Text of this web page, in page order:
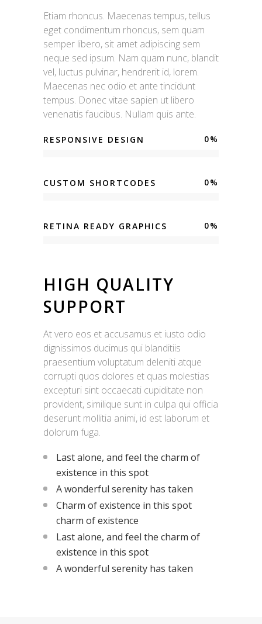
Etiam rhoncus. Maecenas tempus, tellus
eget condimentum rhoncus, sem quam
semper libero, sit amet adipiscing sem
neque sed ipsum. Nam quam nunc, blandit
vel, luctus pulvinar, hendrerit id, lorem.
Maecenas nec odio et ante tincidunt
tempus. Donec vitae sapien ut libero
venenatis faucibus. Nullam quis ante.
RESPONSIVE DESIGN 0%
CUSTOM SHORTCODES 0%
RETINA READY GRAPHICS 0%
HIGH QUALITY
SUPPORT
At vero eos et accusamus et iusto odio
dignissimos ducimus qui blanditiis
praesentium voluptatum deleniti atque
corrupti quos dolores et quas molestias
excepturi sint occaecati cupiditate non
provident, similique sunt in culpa qui officia
deserunt mollitia animi, id est laborum et
dolorum fuga.
Last alone, and feel the charm of
existence in this spot
A wonderful serenity has taken
Charm of existence in this spot
charm of existence
Last alone, and feel the charm of
existence in this spot
A wonderful serenity has taken